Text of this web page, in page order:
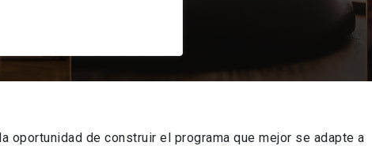
oportunidad de construir el programa que mejor se adapte a